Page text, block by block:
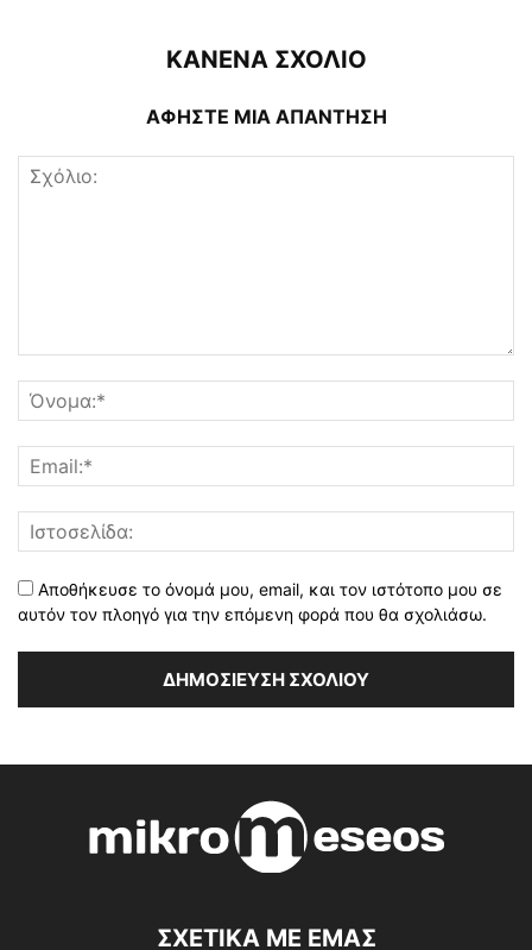
ΚΑΝΕΝΑ ΣΧΟΛΙΟ
ΑΦΗΣΤΕ ΜΙΑ ΑΠΑΝΤΗΣΗ
Αποθήκευσε το όνομά μου, email, και τον ιστότοπο μου σε
αυτόν τον πλοηγό για την επόμενη φορά που θα σχολιάσω.
ΣΧΕΤΙΚΑ ΜΕ ΕΜΑΣ